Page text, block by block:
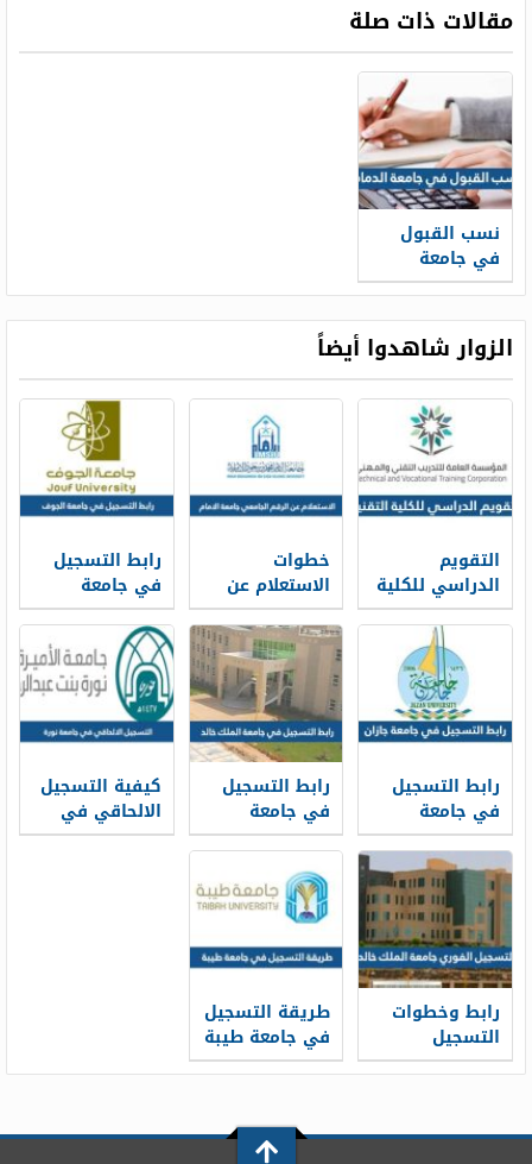
مقالات ذات صلة
نسب القبول
في جامعة
الدمام 1447
الزوار شاهدوا أيضاً
التقويم
الدراسي للكلية
التقنية 1448
خطوات
الاستعلام عن
الرقم الجامعي
جامعة الامام
1448
رابط التسجيل
في جامعة
الجوف 1448
ومواعيد
وشروط
التسجيل
رابط التسجيل
في جامعة
جازان 1448
ومواعيد
التقديم
رابط التسجيل
في جامعة
الملك خالد 1448
كيفية التسجيل
الالحاقي في
جامعة نورة 1448
رابط وخطوات
التسجيل
الفوري جامعة
طريقة التسجيل
في جامعة طيبة
1448